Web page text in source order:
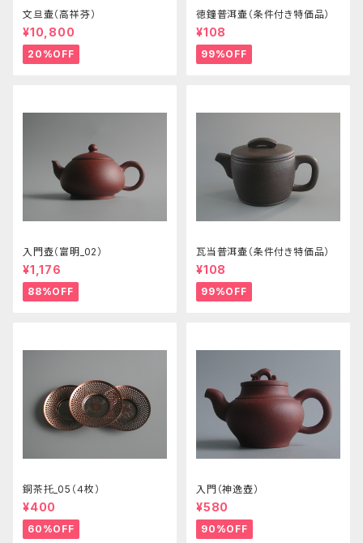
文旦壷（高祥芬）
¥10,800
20%OFF
徳鐘普洱壷（条件付き特価品）
¥108
99%OFF
入門壺（富明_02）
¥1,176
88%OFF
瓦当普洱壷（条件付き特価品）
¥108
99%OFF
銅茶托_05（４枚）
¥400
60%OFF
入門（神逸壺）
¥580
90%OFF